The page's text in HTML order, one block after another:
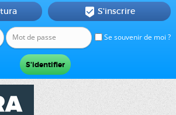
Se souvenir de moi ?
 S'inscrire